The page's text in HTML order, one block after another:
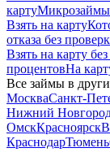
картуМикрозаймы
Взять на карту
отказа без
Взять на карту без
процентовНа
Все займы в
МоскваСанкт-
Нижний
ОмскКрасноярск
КраснодарТюмень